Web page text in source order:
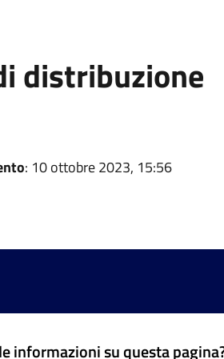
distribuzione
: 10 ottobre 2023, 15:56
informazioni su questa